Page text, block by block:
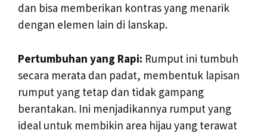
dan bisa memberikan kontras yang menarik
dengan elemen lain di lanskap.
Pertumbuhan yang Rapi: Rumput ini tumbuh
secara merata dan padat, membentuk lapisan
rumput yang tetap dan tidak gampang
berantakan. Ini menjadikannya rumput yang
ideal untuk membikin area hijau yang terawat